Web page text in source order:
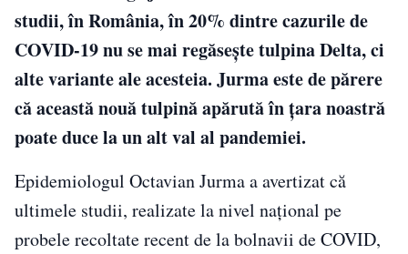
studii, în România, în 20% dintre cazurile de
COVID-19 nu se mai regăseşte tulpina Delta, ci
alte variante ale acesteia. Jurma este de părere
că această nouă tulpină apărută în țara noastră
poate duce la un alt val al pandemiei.
Epidemiologul Octavian Jurma a avertizat că
ultimele studii, realizate la nivel naţional pe
probele recoltate recent de la bolnavii de COVID,